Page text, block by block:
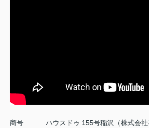
商号
ハウスドゥ 155号稲沢（株式会社